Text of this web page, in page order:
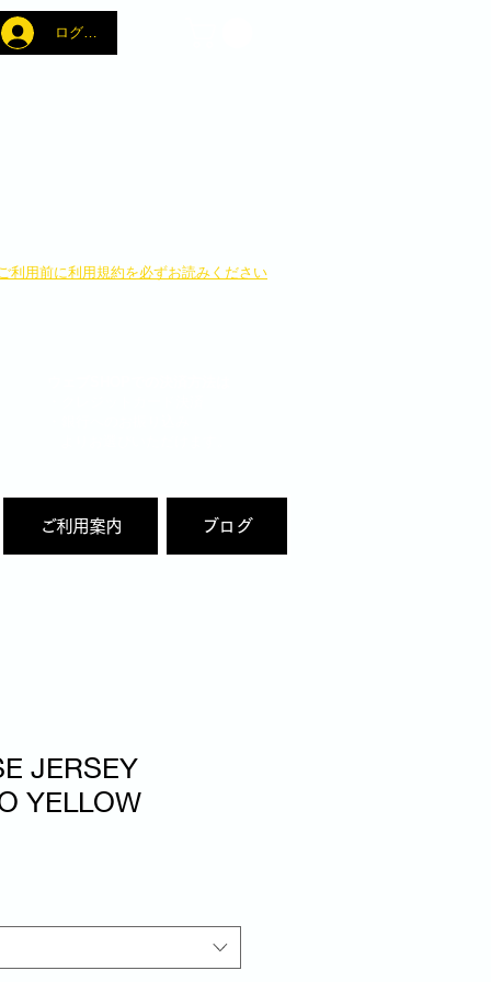
ログイン
利用前に利用規約を必ずお読みください
ご利用案内 ブログ
JERSEY
YELLOW